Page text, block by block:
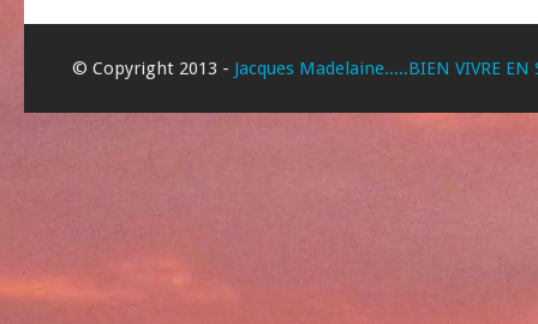
© Copyright 2013 - Jacques Madelaine.....BIEN VIVRE EN